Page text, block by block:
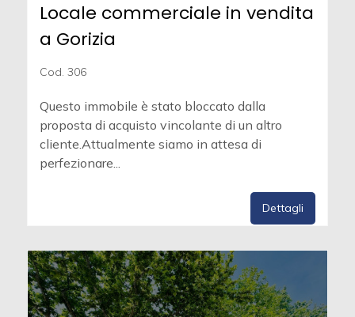
Locale commerciale in vendita
a Gorizia
Cod. 306
Questo immobile è stato bloccato dalla
proposta di acquisto vincolante di un altro
cliente.Attualmente siamo in attesa di
perfezionare...
Dettagli